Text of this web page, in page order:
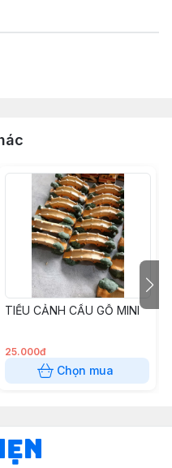
TIỂU CẢNH CẦU GỖ MINI
25.000đ
Chọn mua